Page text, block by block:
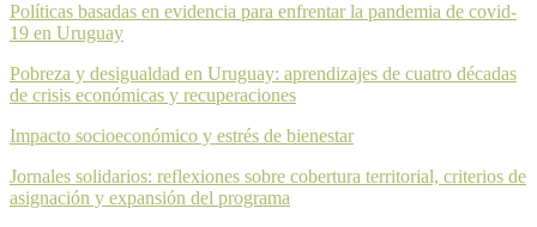
Políticas basadas en evidencia para enfrentar la pandemia de covid-
19 en Uruguay
Pobreza y desigualdad en Uruguay: aprendizajes de cuatro décadas
de crisis económicas y recuperaciones
Impacto socioeconómico y estrés de bienestar
Jornales solidarios: reflexiones sobre cobertura territorial, criterios de
asignación y expansión del programa